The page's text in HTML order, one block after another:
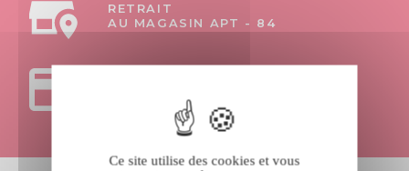
RETRAIT
AU MAGASIN APT - 84
Ce site utilise des cookies et vous